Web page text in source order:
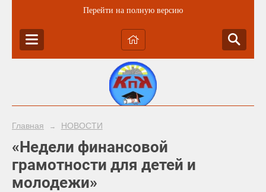
Перейти на полную версию
Главная → НОВОСТИ
«Недели финансовой
грамотности для детей и
молодежи»